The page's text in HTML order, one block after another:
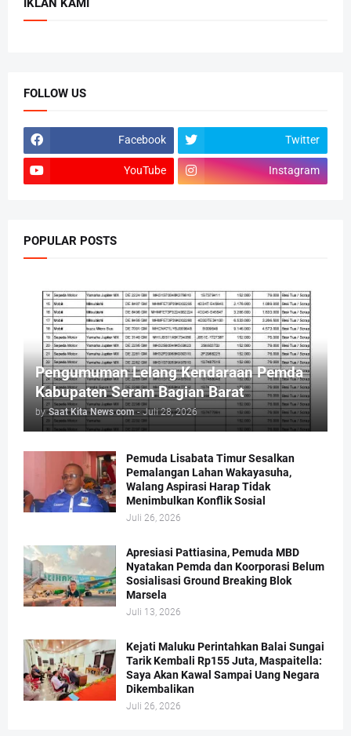
IKLAN KAMI
FOLLOW US
Facebook Twitter
YouTube Instagram
POPULAR POSTS
Pengumuman Lelang Kendaraan Pemda
Kabupaten Seram Bagian Barat
by Saat Kita News com - Juli 28, 2026
Pemuda Lisabata Timur Sesalkan
Pemalangan Lahan Wakayasuha,
Walang Aspirasi Harap Tidak
Menimbulkan Konflik Sosial
Juli 26, 2026
Apresiasi Pattiasina, Pemuda MBD
Nyatakan Pemda dan Koorporasi Belum
Sosialisasi Ground Breaking Blok
Marsela
Juli 13, 2026
Kejati Maluku Perintahkan Balai Sungai
Tarik Kembali Rp155 Juta, Maspaitella:
Saya Akan Kawal Sampai Uang Negara
Dikembalikan
Juli 26, 2026